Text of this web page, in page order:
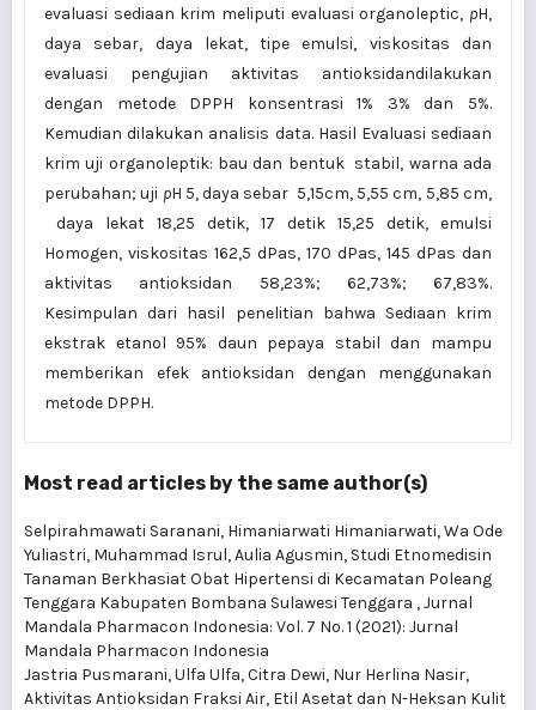
evaluasi sediaan krim meliputi evaluasi organoleptic, pH,
daya sebar, daya lekat, tipe emulsi, viskositas dan
evaluasi pengujian aktivitas antioksidandilakukan
dengan metode DPPH konsentrasi 1% 3% dan 5%.
Kemudian dilakukan analisis data. Hasil Evaluasi sediaan
krim uji organoleptik: bau dan bentuk stabil, warna ada
perubahan; uji pH 5, daya sebar 5,15cm, 5,55 cm, 5,85 cm,
daya lekat 18,25 detik, 17 detik 15,25 detik, emulsi
Homogen, viskositas 162,5 dPas, 170 dPas, 145 dPas dan
aktivitas antioksidan 58,23%; 62,73%; 67,83%.
Kesimpulan dari hasil penelitian bahwa Sediaan krim
ekstrak etanol 95% daun pepaya stabil dan mampu
memberikan efek antioksidan dengan menggunakan
metode DPPH.
Most read articles by the same author(s)
Selpirahmawati Saranani, Himaniarwati Himaniarwati, Wa Ode
Yuliastri, Muhammad Isrul, Aulia Agusmin, Studi Etnomedisin
Tanaman Berkhasiat Obat Hipertensi di Kecamatan Poleang
Tenggara Kabupaten Bombana Sulawesi Tenggara ,Jurnal
Mandala Pharmacon Indonesia: Vol. 7 No. 1 (2021): Jurnal
Mandala Pharmacon Indonesia
Jastria Pusmarani, Ulfa Ulfa, Citra Dewi, Nur Herlina Nasir,
Aktivitas Antioksidan Fraksi Air, Etil Asetat dan N-Heksan Kulit